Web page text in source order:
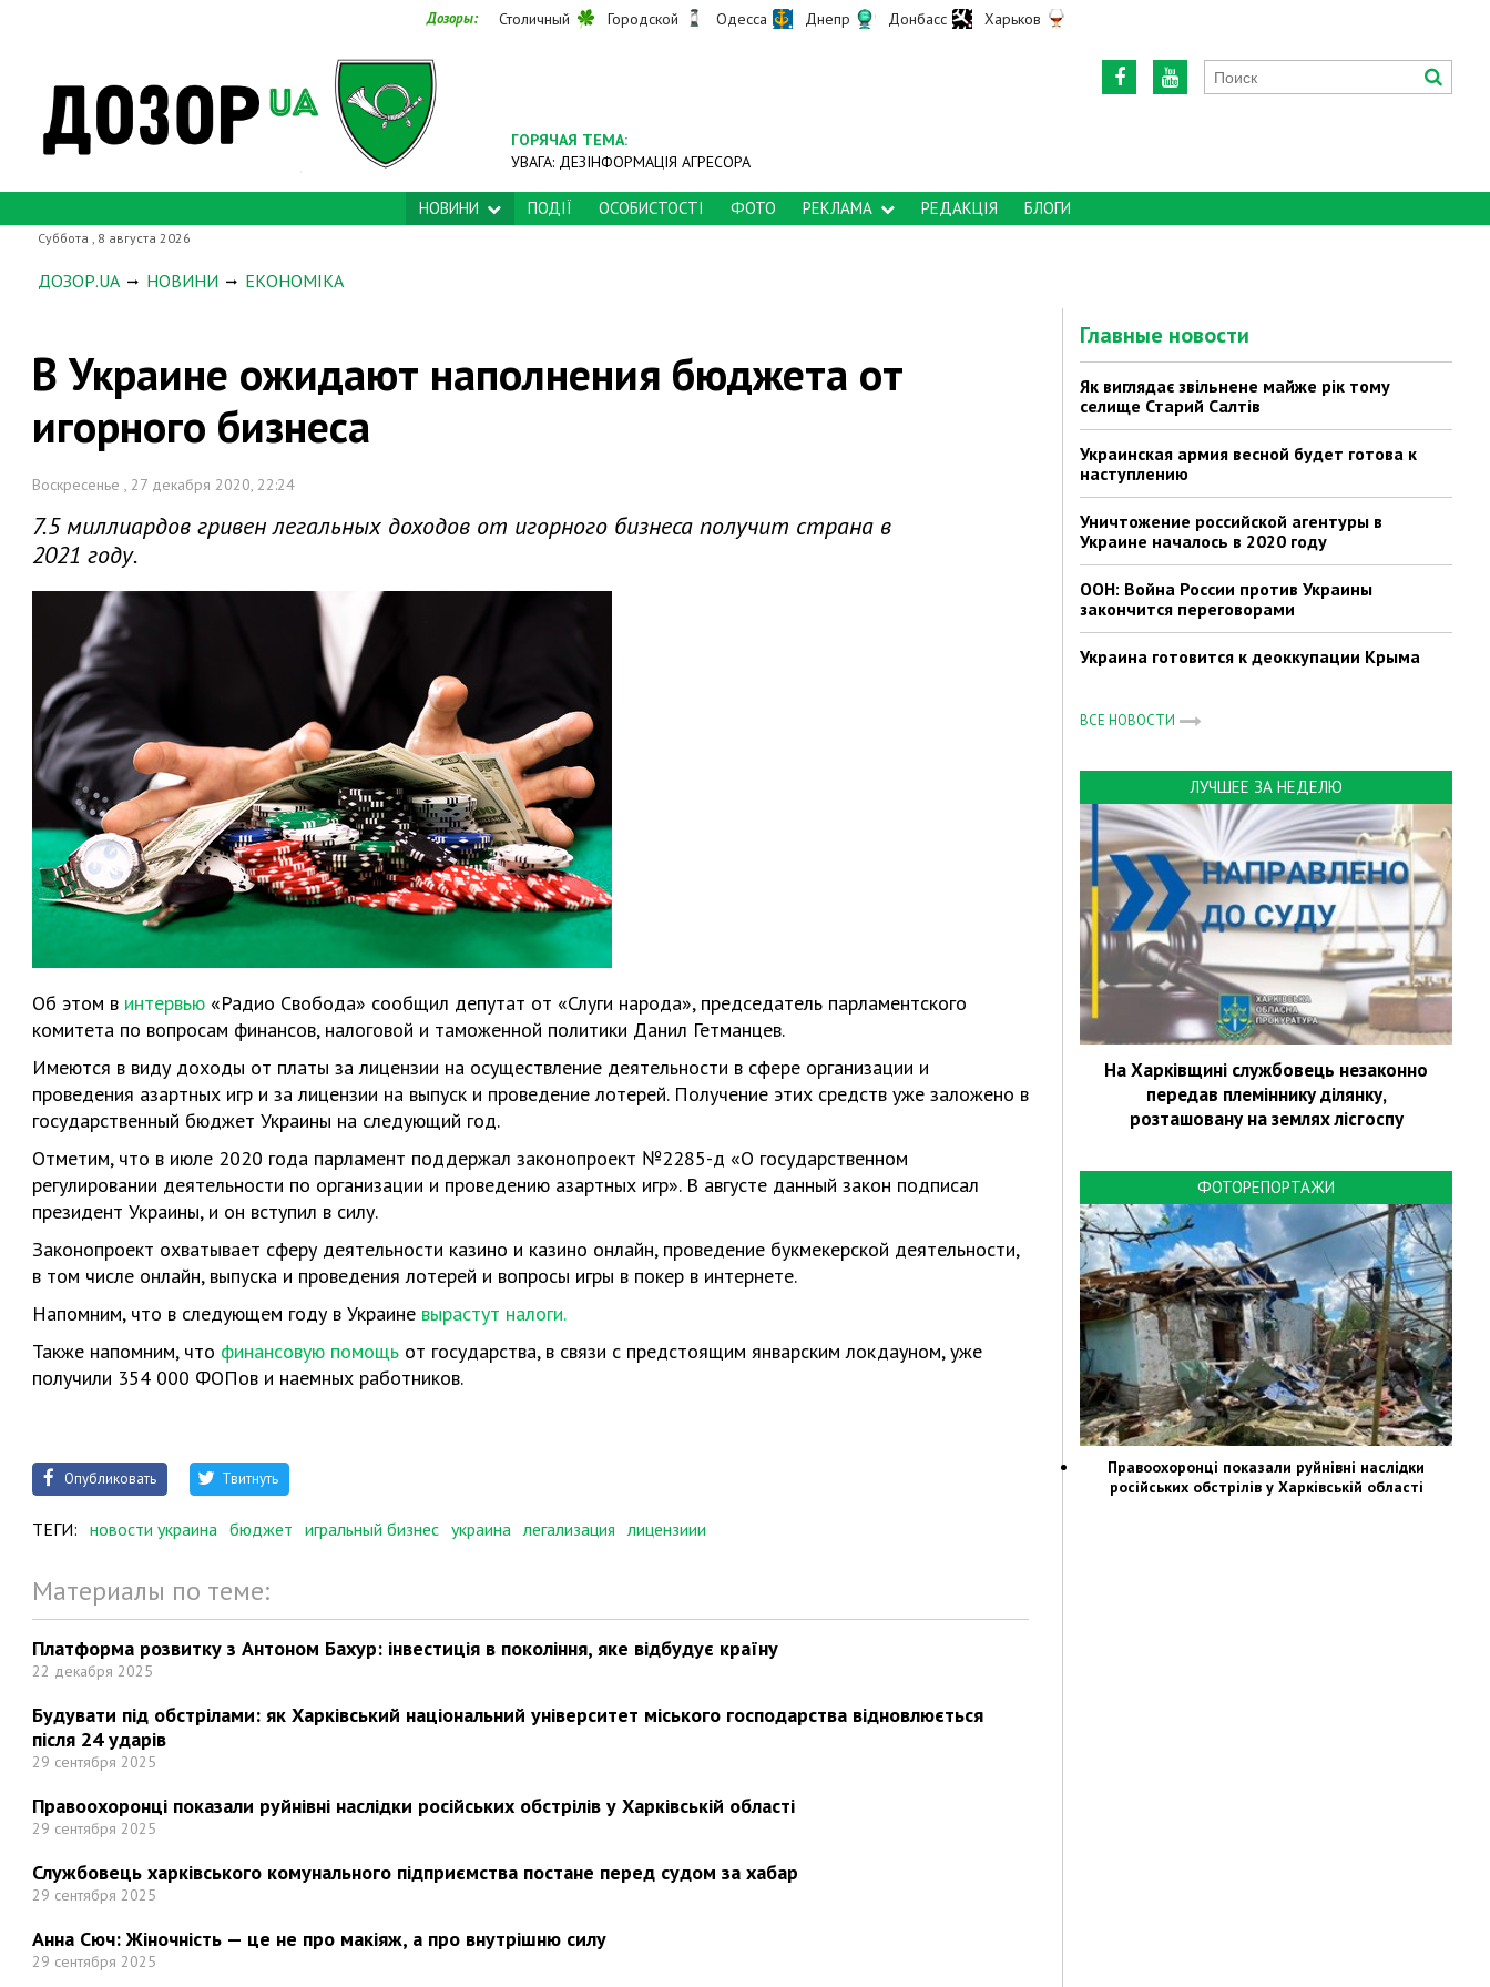
Дозоры: Столичный Городской Одесса Днепр Донбасс Харьков
ГОРЯЧАЯ ТЕМА:
УВАГА: ДЕЗІНФОРМАЦІЯ АГРЕСОРА
НОВИНИ ПОДІЇ ОСОБИСТОСТІ ФОТО РЕКЛАМА РЕДАКЦІЯ БЛОГИ
Суббота , 8 августа 2026
ДОЗОР.UA НОВИНИ ЕКОНОМІКА
В Украине ожидают наполнения бюджета от
игорного бизнеса
Воскресенье , 27 декабря 2020, 22:24
7.5 миллиардов гривен легальных доходов от игорного бизнеса получит страна в
2021 году.
Об этом в интервью «Радио Свобода» сообщил депутат от «Слуги народа», председатель парламентского
комитета по вопросам финансов, налоговой и таможенной политики Данил Гетманцев.
Имеются в виду доходы от платы за лицензии на осуществление деятельности в сфере организации и
проведения азартных игр и за лицензии на выпуск и проведение лотерей. Получение этих средств уже заложено в
государственный бюджет Украины на следующий год.
Отметим, что в июле 2020 года парламент поддержал законопроект №2285-д «О государственном
регулировании деятельности по организации и проведению азартных игр». В августе данный закон подписал
президент Украины, и он вступил в силу.
Законопроект охватывает сферу деятельности казино и казино онлайн, проведение букмекерской деятельности,
в том числе онлайн, выпуска и проведения лотерей и вопросы игры в покер в интернете.
Напомним, что в следующем году в Украине вырастут налоги.
Также напомним, что финансовую помощь от государства, в связи с предстоящим январским локдауном, уже
получили 354 000 ФОПов и наемных работников.
Опубликовать Твитнуть
ТЕГИ: новости украина бюджет игральный бизнес украина легализация лицензиии
Материалы по теме:
Платформа розвитку з Антоном Бахур: інвестиція в покоління, яке відбудує країну
22 декабря 2025
Будувати під обстрілами: як Харківський національний університет міського господарства відновлюється
після 24 ударів
29 сентября 2025
Правоохоронці показали руйнівні наслідки російських обстрілів у Харківській області
29 сентября 2025
Службовець харківського комунального підприємства постане перед судом за хабар
29 сентября 2025
Анна Сюч: Жіночність — це не про макіяж, а про внутрішню силу
29 сентября 2025
Главные новости
Як виглядає звільнене майже рік тому
селище Старий Салтів
Украинская армия весной будет готова к
наступлению
Уничтожение российской агентуры в
Украине началось в 2020 году
ООН: Война России против Украины
закончится переговорами
Украина готовится к деоккупации Крыма
ВСЕ НОВОСТИ
ЛУЧШЕЕ ЗА НЕДЕЛЮ
На Харківщині службовець незаконно
передав племіннику ділянку,
розташовану на землях лісгоспу
ФОТОРЕПОРТАЖИ
Правоохоронці показали руйнівні наслідки
російських обстрілів у Харківській області